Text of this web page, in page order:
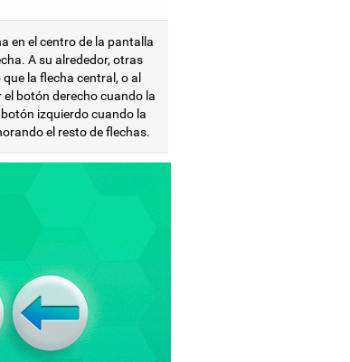
en el centro de la pantalla
A su alrededor, otras
la flecha central, o al
botón derecho cuando la
izquierdo cuando la
el resto de flechas.